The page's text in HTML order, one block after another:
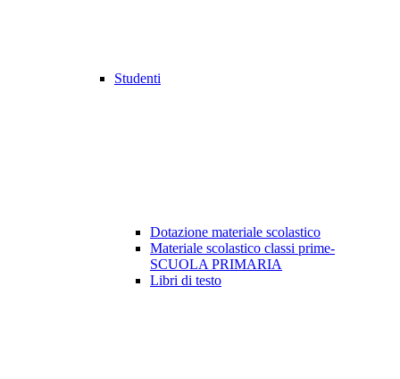
Studenti
Dotazione materiale scolastico
Materiale scolastico classi prime-
SCUOLA PRIMARIA
Libri di testo